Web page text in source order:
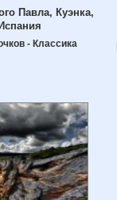
Павла, Куэнка,
Испания
- Классика